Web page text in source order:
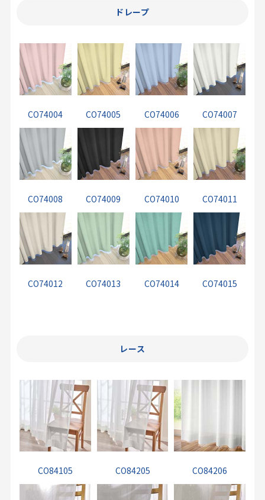
ドレープ
CO74004 CO74005 CO74006 CO74007
CO74008 CO74009 CO74010 CO74011
CO74012 CO74013 CO74014 CO74015
レース
CO84105 CO84205 CO84206